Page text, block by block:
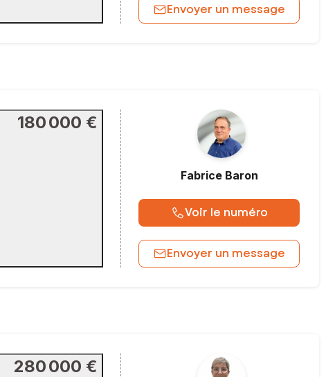
Envoyer un message
180 000 €
Fabrice Baron
Voir le numéro
Envoyer un message
280 000 €